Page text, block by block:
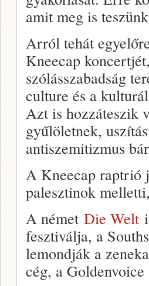
amit meg is
Arról tehát
Kneecap
szólásszabadság
culture és a
Azt is hozzáteszik
gyűlöletnek,
antiszemitizmus
A Kneecap raptrió
palesztinok
A német Die Welt
fesztiválja, a
lemondják a
cég, a